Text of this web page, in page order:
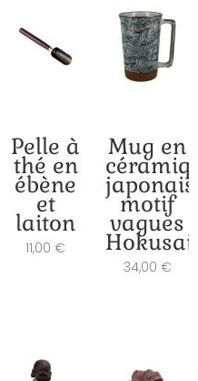
Pelle à
thé en
ébène
et
laiton
11,00 €
Mug en
motif
vagues
Hokusai
34,00 €